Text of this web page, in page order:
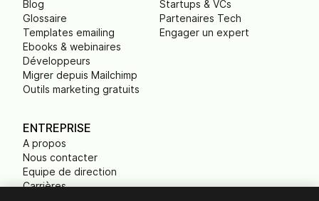
Blog
Glossaire
Templates emailing
Ebooks & webinaires
Développeurs
Migrer depuis Mailchimp
Outils marketing gratuits
Startups & VCs
Partenaires Tech
Engager un expert
ENTREPRISE
A propos
Nous contacter
Equipe de direction
Carrières